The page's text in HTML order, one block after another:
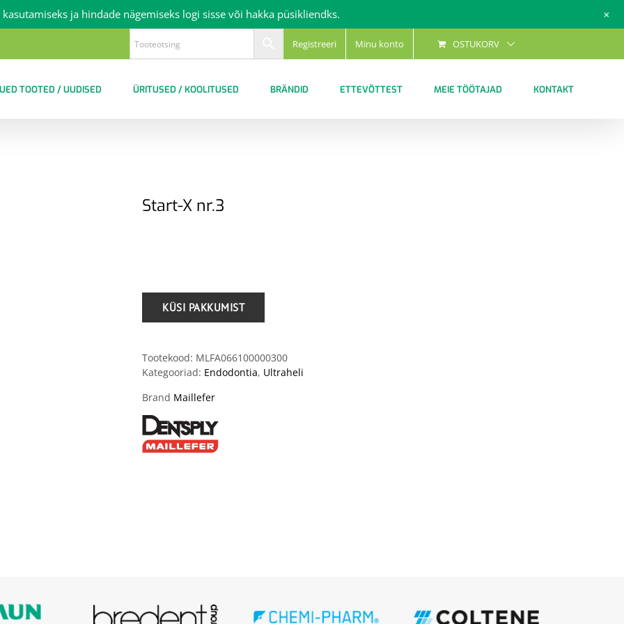
Registreeri Minu konto OSTUKORV
TOOTED / UUDISED ÜRITUSED / KOOLITUSED BRÄNDID ETTEVÕTTEST MEIE TÖÖTAJAD KONTAKT
Start-X nr.3
Tootekood: MLFA066100000300
Kategooriad: Endodontia, Ultraheli
Brand Maillefer
kasutamiseks ja hindade nägemiseks logi sisse või hakka püsikliendks. +